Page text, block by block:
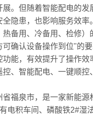
。但随着智能配电的
全隐患，也影响服务效
热备用、冷备用、检修
确认设备操作到位"的
能，有效提升了操作效
、智能配电、一键顺控
泉市，是一家新能源
电积车间、磷酸铁2#湿